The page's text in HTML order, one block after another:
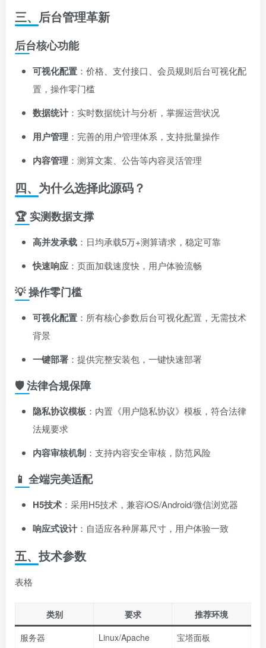
三、后台管理革新
后台核心功能
可视化配置 ：价格、支付接口、会员规则后台可视化配
置，操作零门槛
数据统计：实时数据统计与分析，掌握运营状况
用户管理 ：完善的用户管理体系，支持批量操作
内容管理 ：测算文案、公告等内容灵活管理
四、为什么选择此源码？
🏆 实测数据支撑
高并发承载 ：日均承载5万+测算请求，稳定可靠
快速响应 ：页面加载速度快，用户体验流畅
💡 操作零门槛
可视化配置 ：所有核心参数后台可视化配置，无需技术
背景
一键部署 ：提供完整安装包，一键快速部署
🛡️ 法律合规保障
隐私协议模板 ：内置《用户隐私协议》模板，符合法律
法规要求
内容审核机制 ：支持内容安全审核，防范风险
📱 全端完美适配
H5技术 ：采用H5技术，兼容iOS/Android/微信浏览器
响应式设计：自适应各种屏幕尺寸，用户体验一致
五、技术参数
表格
类别 要求
推荐环境
服务器
Linux/Apache
宝塔面板